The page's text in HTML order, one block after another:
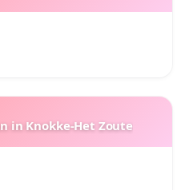
in Knokke-Het Zoute